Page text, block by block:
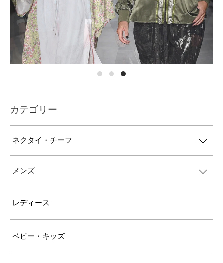
カテゴリー
ネクタイ・チーフ
メンズ
レディース
ベビー・キッズ